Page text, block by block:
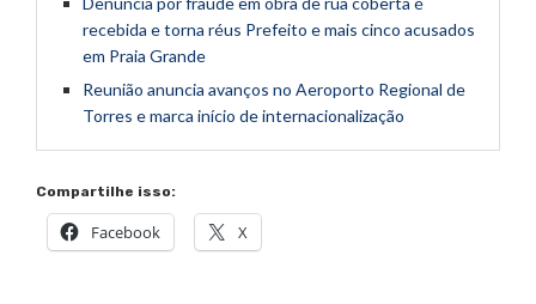
recebida e torna réus Prefeito e mais cinco acusados
em Praia Grande
Reunião anuncia avanços no Aeroporto Regional de
Torres e marca início de internacionalização
Compartilhe isso:
Facebook X